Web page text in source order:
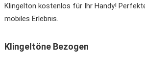
Klingelton kostenlos für Ihr Handy!
mobiles Erlebnis.
Klingeltöne Bezogen